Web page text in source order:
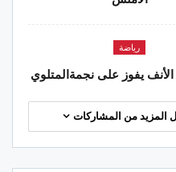
رياضة
يفوز على نجمةالمتلوي
المزيد من المشاركات